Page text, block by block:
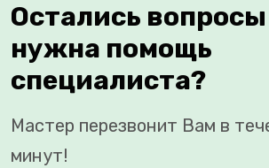
Остались
нужна помощь
специалиста?
Мастер перезвонит Вам в
минут!